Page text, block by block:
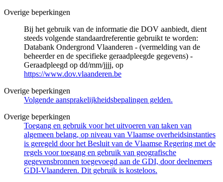
Overige beperkingen
Bij het gebruik van de informatie die DOV aanbiedt, dient
steeds volgende standaardreferentie gebruikt te worden:
Databank Ondergrond Vlaanderen - (vermelding van de
beheerder en de specifieke geraadpleegde gegevens) -
Geraadpleegd op dd/mm/jjjj, op
https://www.dov.vlaanderen.be
Overige beperkingen
Volgende aansprakelijkheidsbepalingen gelden.
Overige beperkingen
Toegang en gebruik voor het uitvoeren van taken van
algemeen belang, op niveau van Vlaamse overheidsinstanties
is geregeld door het Besluit van de Vlaamse Regering met de
regels voor toegang en gebruik van geografische
gegevensbronnen toegevoegd aan de GDI, door deelnemers
GDI-Vlaanderen. Dit gebruik is kosteloos.